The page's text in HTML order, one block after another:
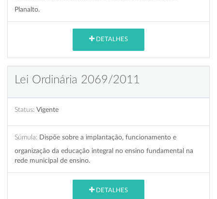
Planalto.
DETALHES
Lei Ordinária 2069/2011
Status: Vigente
Súmula: Dispõe sobre a implantação, funcionamento e
organização da educação integral no ensino fundamental na
rede municipal de ensino.
DETALHES